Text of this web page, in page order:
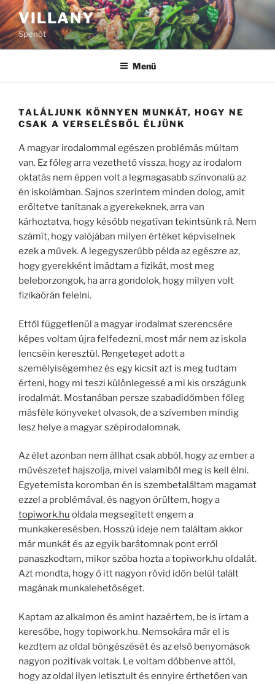
Tartalomhoz
VILLANY
Spenót
Menü
TALÁLJUNK KÖNNYEN MUNKÁT, HOGY NE
CSAK A VERSELÉSBŐL ÉLJÜNK
A magyar irodalommal egészen problémás múltam
van. Ez főleg arra vezethető vissza, hogy az irodalom
oktatás nem éppen volt a legmagasabb színvonalú az
én iskolámban. Sajnos szerintem minden dolog, amit
erőltetve tanítanak a gyerekeknek, arra van
kárhoztatva, hogy később negatívan tekintsünk rá. Nem
számít, hogy valójában milyen értéket képviselnek
ezek a művek. A legegyszerűbb példa az egészre az,
hogy gyerekként imádtam a fizikát, most meg
beleborzongok, ha arra gondolok, hogy milyen volt
fizikaórán felelni.
Ettől függetlenül a magyar irodalmat szerencsére
képes voltam újra felfedezni, most már nem az iskola
lencséin keresztül. Rengeteget adott a
személyiségemhez és egy kicsit azt is meg tudtam
érteni, hogy mi teszi különlegessé a mi kis országunk
irodalmát. Mostanában persze szabadidőmben főleg
másféle könyveket olvasok, de a szívemben mindig
lesz helye a magyar szépirodalomnak.
Az élet azonban nem állhat csak abból, hogy az ember a
művészetet hajszolja, mivel valamiből meg is kell élni.
Egyetemista koromban én is szembetaláltam magamat
ezzel a problémával, és nagyon örültem, hogy a
topiwork.hu oldala megsegített engem a
munkakeresésben. Hosszú ideje nem találtam akkor
már munkát és az egyik barátomnak pont erről
panaszkodtam, mikor szóba hozta a topiwork.hu oldalát.
Azt mondta, hogy ő itt nagyon rövid időn belül talált
magának munkalehetőséget.
Kaptam az alkalmon és amint hazaértem, be is írtam a
keresőbe, hogy topiwork.hu. Nemsokára már el is
kezdtem az oldal böngészését és az első benyomások
nagyon pozitívak voltak. Le voltam döbbenve attól,
hogy az oldal ilyen letisztult és ennyire érthetően van